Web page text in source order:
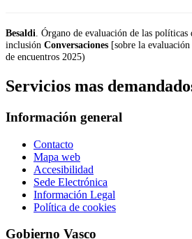
Besaldi . Órgano de evaluación de las políticas
inclusión Conversaciones [sobre la
de encuentros 2025)
Servicios mas
Información general
Contacto
Mapa web
Accesibilidad
Sede Electrónica
Información Legal
Política de cookies
Gobierno Vasco